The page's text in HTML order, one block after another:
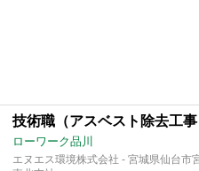
技術職（アスベスト除去工
ローワーク品川
エヌエス環境株式会社 - 宮城県仙台市